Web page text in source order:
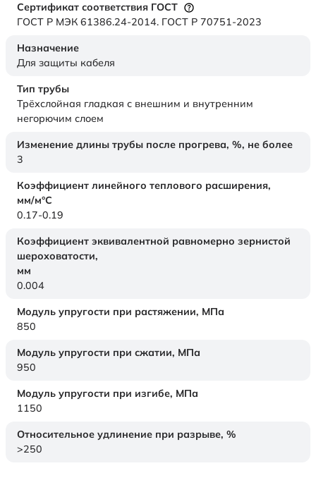
Сертификат соответствия ГОСТ
ГОСТ Р МЭК 61386.24-2014. ГОСТ Р 70751-2023
Назначение
Для защиты кабеля
Тип трубы
Трёхслойная гладкая с внешним и внутренним
негорючим слоем
Изменение длины трубы после прогрева, %, не более
3
Коэффициент линейного теплового расширения,
мм/м°С
0.17-0.19
Коэффициент эквивалентной равномерно зернистой
шероховатости,
мм
0.004
Модуль упругости при растяжении, МПа
850
Модуль упругости при сжатии, МПа
950
Модуль упругости при изгибе, МПа
1150
Относительное удлинение при разрыве, %
>250